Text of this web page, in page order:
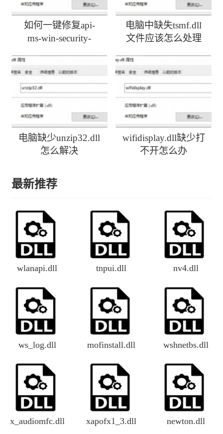
如何一键修复api-
ms-win-security-
电脑中缺失tsmf.dll
文件应该怎么处理
电脑缺少unzip32.dll
怎么解决
wifidisplay.dll缺少打
不开怎么办
最新推荐
wlanapi.dll tnpui.dll nv4.dll
ws_log.dll mofinstall.dll wshnetbs.dll
x_audiomfc.dll xapofx1_3.dll newton.dll